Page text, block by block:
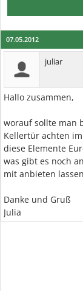
07.05.2012
juliar
Hallo zusammen,
worauf sollte man
Kellertür achten
diese Elemente
was gibt es noch
mit anbieten
Danke und Gruß
Julia